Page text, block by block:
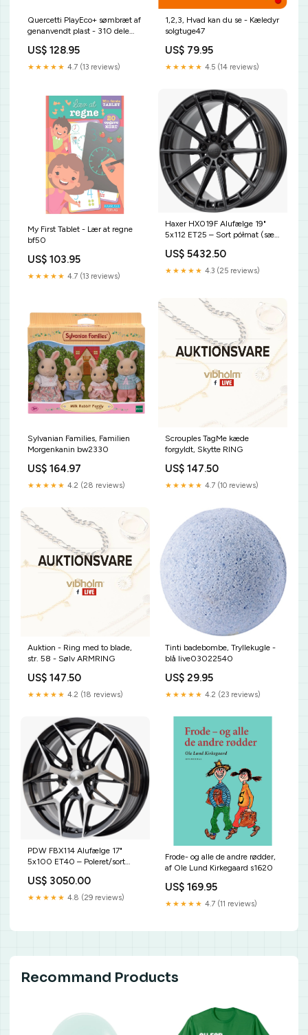
Quercetti PlayEco+ sømbræt af
genanvendt plast - 310 dele
US$ 128.95
★★★★★ 4.7 (13 reviews)
1,2,3, Hvad kan du se - Kæledyr
solgtuge47
US$ 79.95
★★★★★ 4.5 (14 reviews)
My First Tablet - Lær at regne
bf50
US$ 103.95
★★★★★ 4.7 (13 reviews)
Haxer HX019F Alufælge 19"
5x112 ET25 – Sort półmat (sæt
US$ 5432.50
★★★★★ 4.3 (25 reviews)
Sylvanian Families, Familien
Morgenkanin bw2330
US$ 164.97
★★★★★ 4.2 (28 reviews)
Scrouples TagMe kæde
forgyldt, Skytte RING
US$ 147.50
★★★★★ 4.7 (10 reviews)
Auktion - Ring med to blade,
str. 58 - Sølv ARMRING
US$ 147.50
★★★★★ 4.2 (18 reviews)
Tinti badebombe, Tryllekugle -
blå live03022540
US$ 29.95
★★★★★ 4.2 (23 reviews)
PDW FBX114 Alufælge 17"
5x100 ET40 – Poleret/sort
US$ 3050.00
★★★★★ 4.8 (29 reviews)
Frode- og alle de andre rødder,
af Ole Lund Kirkegaard s1620
US$ 169.95
★★★★★ 4.7 (11 reviews)
Recommand Products